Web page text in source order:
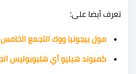
تعرف أيضا على:
مول بيجونيا ووك التجمع الخامس
كمبوند هيليو أي هليوبوليس